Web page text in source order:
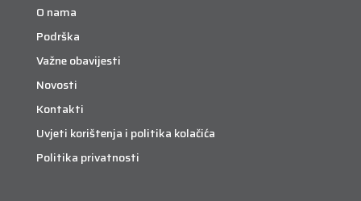
O nama
Podrška
Važne obavijesti
Novosti
Kontakti
Uvjeti korištenja i politika kolačića
Politika privatnosti